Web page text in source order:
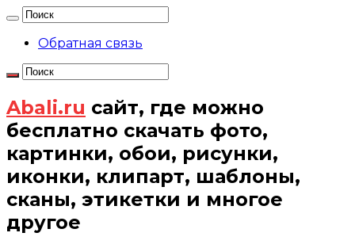
Обратная связь
Abali.ru сайт, где можно
бесплатно скачать фото,
картинки, обои, рисунки,
иконки, клипарт, шаблоны,
сканы, этикетки и многое
другое